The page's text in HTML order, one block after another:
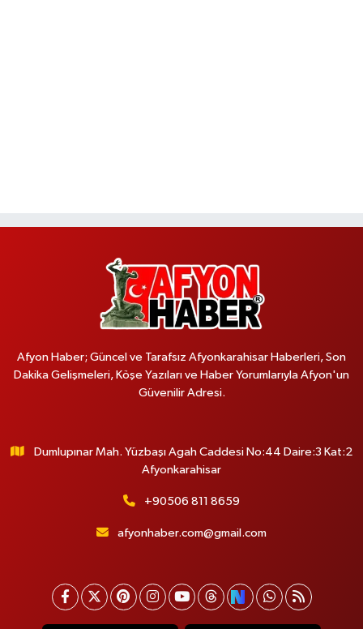
Afyon Haber; Güncel ve Tarafsız Afyonkarahisar Haberleri, Son
Dakika Gelişmeleri, Köşe Yazıları ve Haber Yorumlarıyla Afyon'un
Güvenilir Adresi.
Dumlupınar Mah. Yüzbaşı Agah Caddesi No:44 Daire:3 Kat:2
Afyonkarahisar
+90506 811 8659
afyonhaber.com@gmail.com